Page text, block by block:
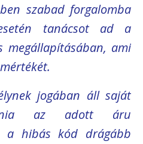
szabad forgalomba
tanácsot ad a
megállapításában, ami
jogában áll saját
az adott áru
a hibás kód drágább